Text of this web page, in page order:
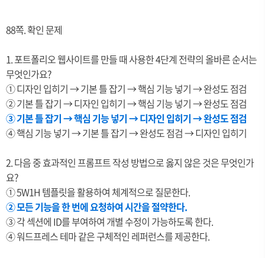
88쪽. 확인 문제
1. 포트폴리오 웹사이트를 만들 때 사용한 4단계 전략의 올바른 순서는
무엇인가요?
① 디자인 입히기 → 기본 틀 잡기 → 핵심 기능 넣기 → 완성도 점검
②기본 틀 잡기→디자인 입히기→핵심 기능 넣기→ 완성도 점검
③기본 틀 잡기→핵심 기능 넣기→디자인 입히기→ 완성도 점검
④핵심 기능 넣기→기본 틀 잡기→완성도 점검→디자인 입히기
2. 다음 중 효과적인 프롬프트 작성 방법으로 옳지 않은 것은 무엇인가
요?
① 5W1H 템플릿을 활용하여 체계적으로 질문한다.
② 모든 기능을 한 번에 요청하여 시간을 절약한다.
③ 각 섹션에 ID를 부여하여 개별 수정이 가능하도록 한다.
④ 워드프레스 테마 같은 구체적인 레퍼런스를 제공한다.